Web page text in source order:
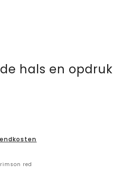
hals en opdruk
red